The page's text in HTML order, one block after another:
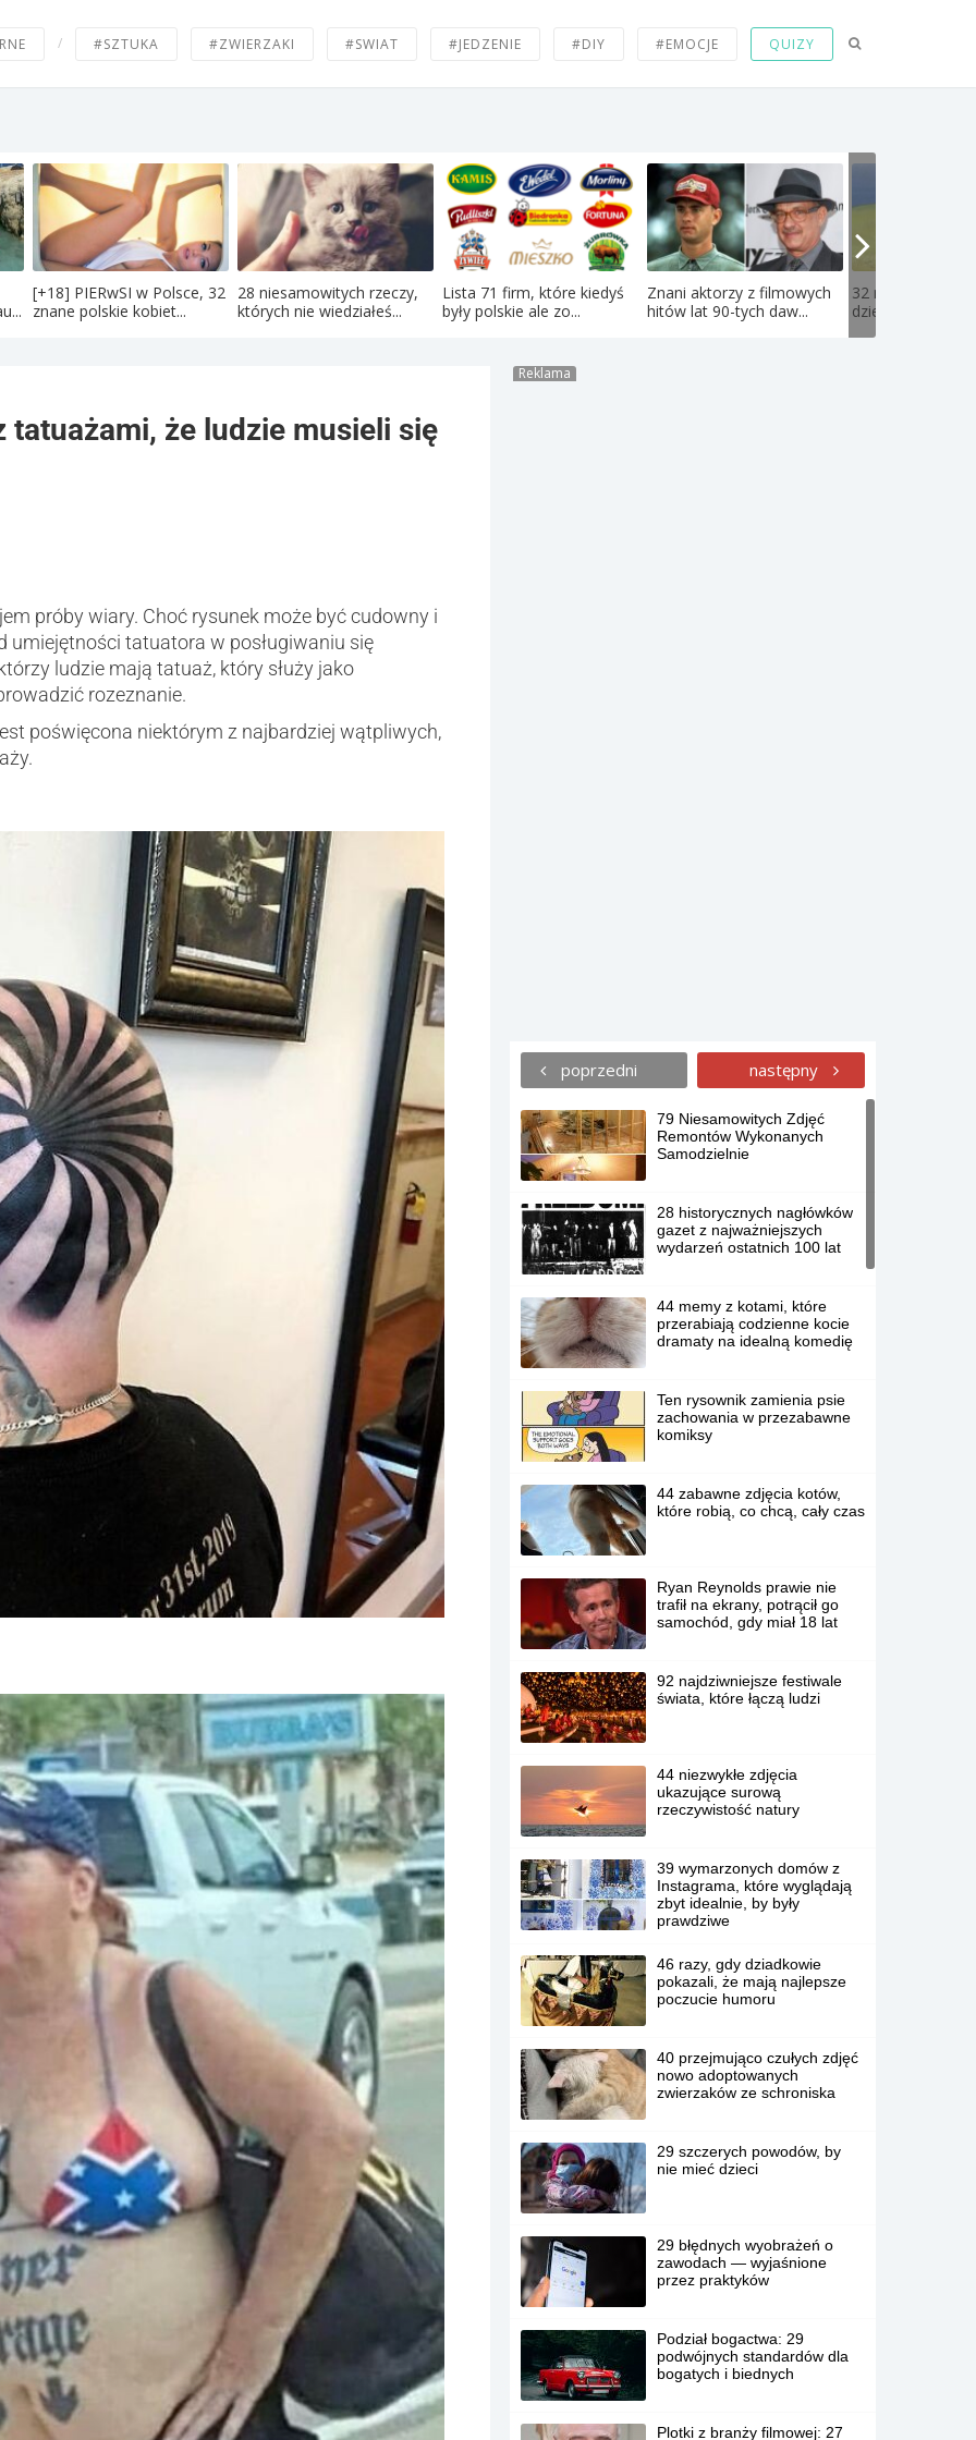
/ #SZTUKA #ZWIERZAKI #SWIAT #JEDZENIE #DIY #EMOCJE QUIZY
[+18] PIERwSI w Polsce, 32
znane polskie kobiet...
28 niesamowitych rzeczy,
których nie wiedziałeś...
Lista 71 firm, które kiedyś
były polskie ale zo...
Znani aktorzy z filmowych
hitów lat 90-tych daw...
32 najlepsze
dzieciństwa,
że ludzie musieli się
próby wiary. Choć rysunek może być cudowny i
umiejętności tatuatora w posługiwaniu się
ludzie mają tatuaż, który służy jako
rozeznanie.
poświęcona niektórym z najbardziej wątpliwych,
Reklama
poprzedni następny
79 Niesamowitych Zdjęć
Remontów Wykonanych
Samodzielnie
28 historycznych nagłówków
gazet z najważniejszych
wydarzeń ostatnich 100 lat
44 memy z kotami, które
przerabiają codzienne kocie
dramaty na idealną komedię
Ten rysownik zamienia psie
zachowania w przezabawne
komiksy
44 zabawne zdjęcia kotów,
które robią, co chcą, cały czas
Ryan Reynolds prawie nie
trafił na ekrany, potrącił go
samochód, gdy miał 18 lat
92 najdziwniejsze festiwale
świata, które łączą ludzi
44 niezwykłe zdjęcia
ukazujące surową
rzeczywistość natury
39 wymarzonych domów z
Instagrama, które wyglądają
zbyt idealnie, by były
prawdziwe
46 razy, gdy dziadkowie
pokazali, że mają najlepsze
poczucie humoru
40 przejmująco czułych zdjęć
nowo adoptowanych
zwierzaków ze schroniska
29 szczerych powodów, by
nie mieć dzieci
29 błędnych wyobrażeń o
zawodach — wyjaśnione
przez praktyków
Podział bogactwa: 29
podwójnych standardów dla
bogatych i biednych
Plotki z branży filmowej: 27